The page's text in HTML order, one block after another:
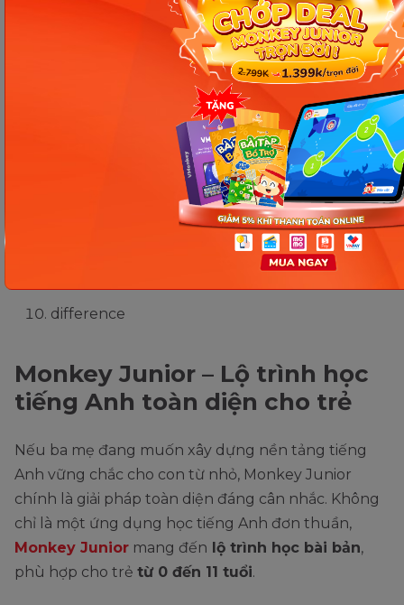
difference
Monkey Junior – Lộ trình học
tiếng Anh toàn diện cho trẻ
Nếu ba mẹ đang muốn xây dựng nền tảng tiếng
Anh vững chắc cho con từ nhỏ, Monkey Junior
chính là giải pháp toàn diện đáng cân nhắc. Không
chỉ là một ứng dụng học tiếng Anh đơn thuần,
Monkey Junior mang đến lộ trình học bài bản,
phù hợp cho trẻ từ 0 đến 11 tuổi.